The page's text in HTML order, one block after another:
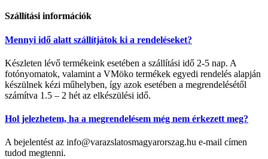
Szállítási információk
Mennyi idő alatt szállítjátok ki a rendeléseket?
Készleten lévő termékeink esetében a szállítási idő 2-5 nap. A
fotónyomatok, valamint a VMöko termékek egyedi rendelés alapján
készülnek kézi műhelyben, így azok esetében a megrendelésétől
számítva 1.5 – 2 hét az elkészülési idő.
Hol jelezhetem, ha a megrendelésem még nem érkezett meg?
A bejelentést az info@varazslatosmagyarorszag.hu e-mail címen
tudod megtenni.